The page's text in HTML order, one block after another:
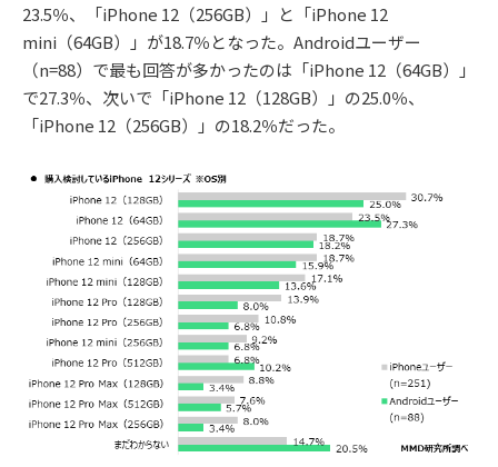
23.5％、「iPhone 12（256GB）」と「iPhone 12
mini（64GB）」が18.7％となった。Androidユーザー
（n=88）で最も回答が多かったのは「iPhone 12（64GB）」
で27.3％、次いで「iPhone 12（128GB）」の25.0％、
「iPhone 12（256GB）」の18.2％だった。